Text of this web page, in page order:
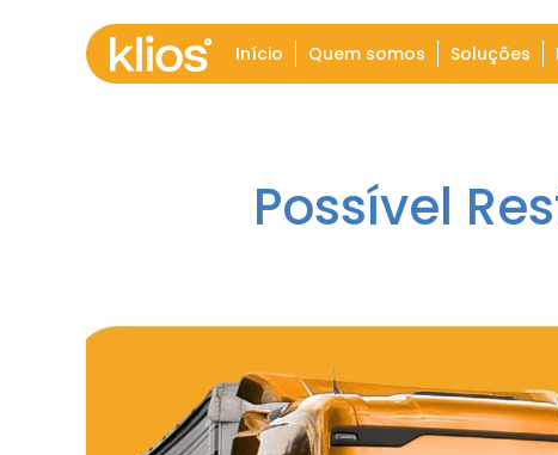
Início Quem somos Soluções
Possível
de